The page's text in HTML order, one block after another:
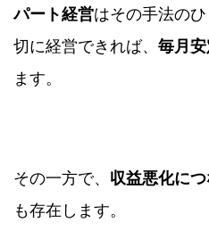
パート経営はその手法の
切に経営できれば、 毎月
ます。
その一方で、 収益悪化に
も存在します。